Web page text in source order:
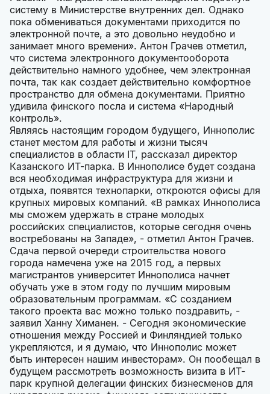
систему в Министерстве внутренних дел. Однако
пока обмениваться документами приходится по
электронной почте, а это довольно неудобно и
занимает много времени». Антон Грачев отметил,
что система электронного документооборота
действительно намного удобнее, чем электронная
почта, так как создает действительно комфортное
пространство для обмена документами. Приятно
удивила финского посла и система «Народный
контроль».
Являясь настоящим городом будущего, Иннополис
станет местом для работы и жизни тысяч
специалистов в области IT, рассказал директор
Казанского ИТ-парка. В Иннополисе будет создана
вся необходимая инфраструктура для жизни и
отдыха, появятся технопарки, откроются офисы для
крупных мировых компаний. «В рамках Иннополиса
мы сможем удержать в стране молодых
российских специалистов, которые сегодня очень
востребованы на Западе», - отметил Антон Грачев.
Сдача первой очереди строительства нового
города намечена уже на 2015 год, а первых
магистрантов университет Иннополиса начнет
обучать уже в этом году по лучшим мировым
образовательным программам. «С созданием
такого проекта вас можно только поздравить, -
заявил Ханну Химанен. - Сегодня экономические
отношения между Россией и Финляндией только
укрепляются, и я думаю, что Иннополис может
быть интересен нашим инвесторам». Он пообещал в
будущем рассмотреть возможность визита в ИТ-
парк крупной делегации финских бизнесменов для